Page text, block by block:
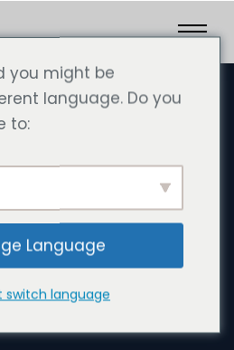
23, 2024
création d'une
à Dubaï :
avec Setupco
et le conseiller
Andreas
you might be
language. Do you
to:
Language
switch language